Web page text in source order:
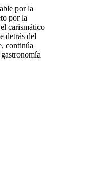
por la
por la
carismático
detrás del
continúa